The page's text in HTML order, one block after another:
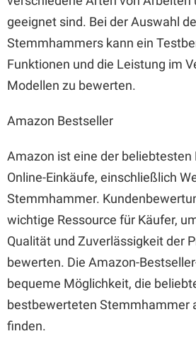
geeignet sind. Bei der Auswahl
Stemmhammers kann ein
Funktionen und die Leistung im
Modellen zu bewerten.
Amazon Bestseller
Amazon ist eine der
Online-Einkäufe, einschließlich
Stemmhammer.
wichtige Ressource für Käufer,
Qualität und Zuverlässigkeit der
bewerten. Die Amazon-
bequeme Möglichkeit, die
bestbewerteten Stemmhammer
finden.